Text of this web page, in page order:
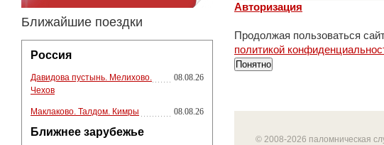
Ближайшие поездки
Россия
Давидова пустынь. Мелихово.
Чехов
08.08.26
Маклаково. Талдом. Кимры 08.08.26
Ближнее зарубежье
Авторизация
Продолжая пользоваться
политикой
Понятно
© 2008-2026 паломническая